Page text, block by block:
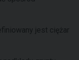
jest ciężar